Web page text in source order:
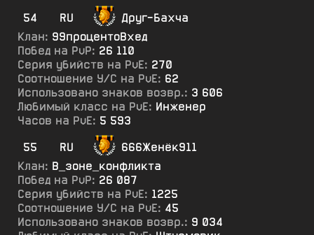
54
RU
Друг-Бахча
Клан: 99процентоВхед
Побед на PvP: 26 110
Серия убийств на PvE: 270
Соотношение У/С на PvE: 62
Использовано знаков возвр.: 3 606
Любимый класс на PvE: Инженер
Часов на PvE: 5 593
55
RU
666Женёк911
Клан: В_зоне_конфликта
Побед на PvP: 26 087
Серия убийств на PvE: 1225
Соотношение У/С на PvE: 45
Использовано знаков возвр.: 9 034